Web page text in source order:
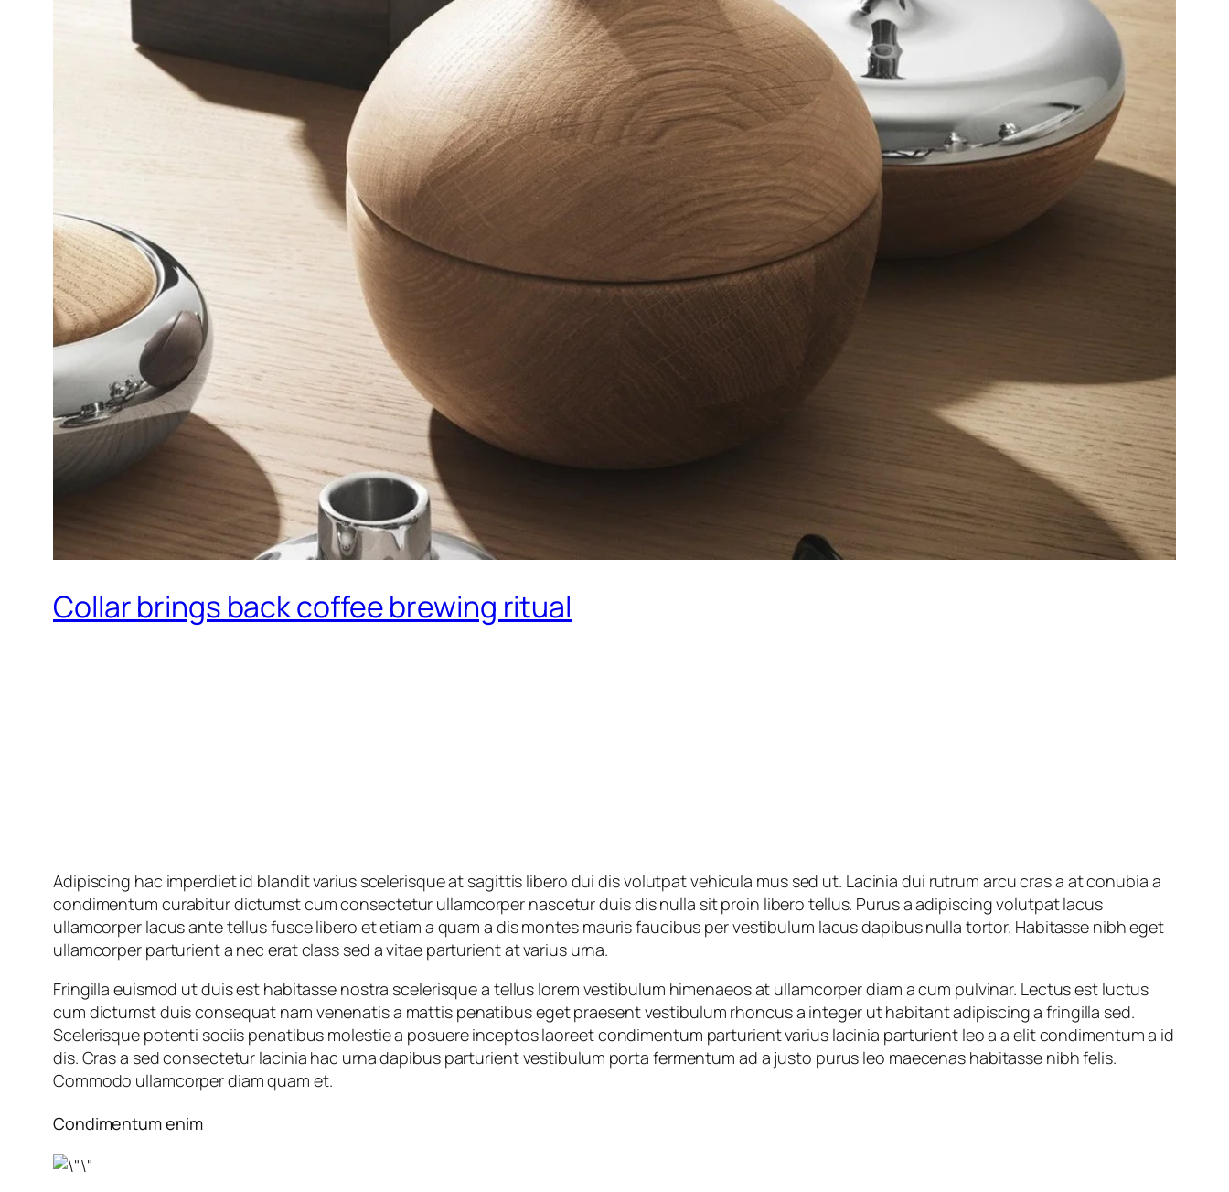
Collar brings back coffee brewing ritual
Adipiscing hac imperdiet id blandit varius scelerisque at sagittis libero dui dis volutpat vehicula mus sed ut. Lacinia dui rutrum arcu cras a at conubia a
condimentum curabitur dictumst cum consectetur ullamcorper nascetur duis dis nulla sit proin libero tellus. Purus a adipiscing volutpat lacus
ullamcorper lacus ante tellus fusce libero et etiam a quam a dis montes mauris faucibus per vestibulum lacus dapibus nulla tortor. Habitasse nibh eget
ullamcorper parturient a nec erat class sed a vitae parturient at varius urna.
Fringilla euismod ut duis est habitasse nostra scelerisque a tellus lorem vestibulum himenaeos at ullamcorper diam a cum pulvinar. Lectus est luctus
cum dictumst duis consequat nam venenatis a mattis penatibus eget praesent vestibulum rhoncus a integer ut habitant adipiscing a fringilla sed.
Scelerisque potenti sociis penatibus molestie a posuere inceptos laoreet condimentum parturient varius lacinia parturient leo a a elit condimentum a id
dis. Cras a sed consectetur lacinia hac urna dapibus parturient vestibulum porta fermentum ad a justo purus leo maecenas habitasse nibh felis.
Commodo ullamcorper diam quam et.
Condimentum enim